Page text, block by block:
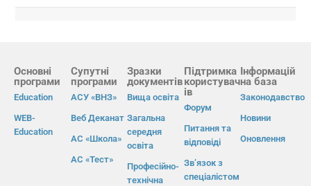
Основні
програми
Education
WEB-
Education
Супутні
програми
АСУ «ВНЗ»
Веб Деканат
АС «Школа»
АС «Тест»
Зразки
документів
Вища освіта
Загальна
середня
освіта
Професійно-
технічна
Підтримка
користувач
ів
Форум
Питання та
відповіді
Зв’язок з
спеціалістом
Інформацій
на база
Законодавство
Новини
Оновлення